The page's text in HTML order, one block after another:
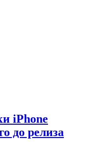
iPhone
до релиза